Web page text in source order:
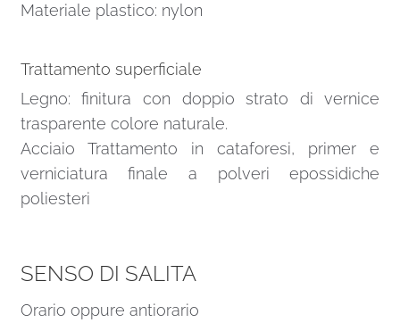
Materiale plastico: nylon
Trattamento superficiale
Legno: finitura con doppio strato di vernice
trasparente colore naturale.
Acciaio Trattamento in cataforesi, primer e
verniciatura finale a polveri epossidiche
poliesteri
SENSO DI SALITA
Orario oppure antiorario